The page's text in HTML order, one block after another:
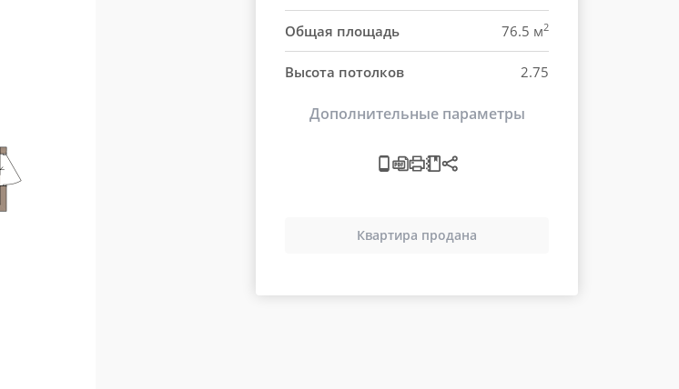
Общая площадь 76.5 м2
Высота потолков 2.75
Дополнительные параметры
Квартира продана